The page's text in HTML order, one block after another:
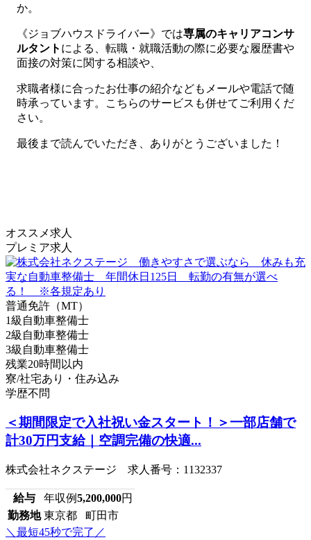
か。
《ジョブハウスドライバー》では専属のキャリアコンサ
ルタント による、転職・就職活動の際に必要な履歴書や
面接の対策に関する相談や、
求職者様に合ったお仕事の紹介などもメールや電話で随
時承っています。こちらのサービスも併せてご利用くだ
さい。
最後まで読んでいただき、ありがとうございました！
オススメ求人
プレミア求人
普通免許（MT）
1級自動車整備士
2級自動車整備士
3級自動車整備士
残業20時間以内
寮/社宅あり・住み込み
学歴不問
＜期間限定で入社祝い金スタート！＞一部店舗で
計30万円支給｜空調完備の快適...
株式会社ネクステージ 求人番号：1132337
給与 年収例5,200,000円
勤務地 東京都 町田市
＼最短45秒で完了／